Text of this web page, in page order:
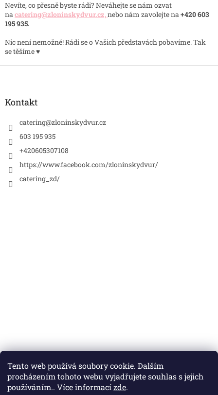
Tento web používá soubory cookie. Dalším
procházením tohoto webu vyjadřujete souhlas s jejich
používáním.. Více informacízde.
Nevíte, co přesně byste rádi? Neváhejte se nám ozvat
nacatering@zloninskydvur.cz,nebo nám zavolejte na+420 603
195 935.
Nic není nemožné! Rádi se o Vašich představách pobavíme. Tak
se těšíme♥️
Kontakt
catering@zloninskydvur.cz
603 195 935
+420605307108
https://www.facebook.com/zloninskydvur/
catering_zd/
Nákupní košík
0KS /0 KČ